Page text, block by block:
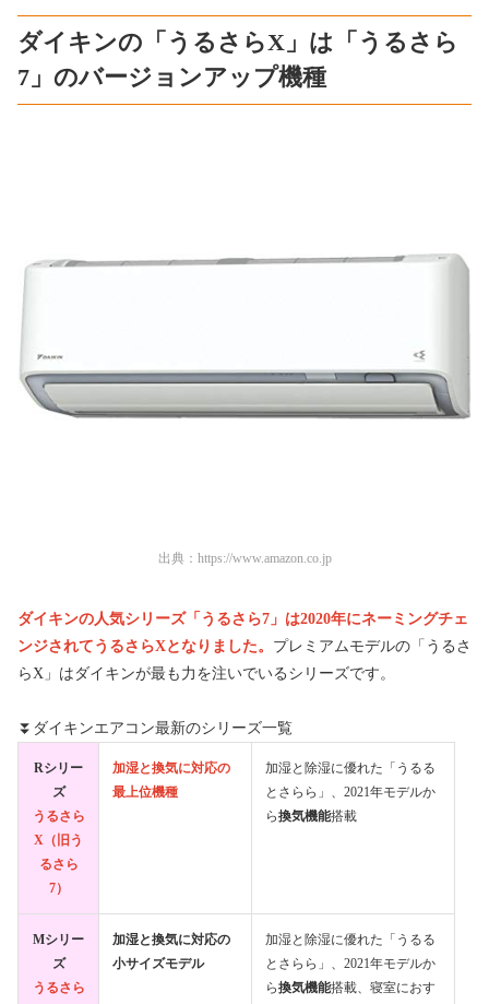
ダイキンの「うるさらX」は「うるさら
7」のバージョンアップ機種
出典： https://www.amazon.co.jp
ダイキンの人気シリーズ「うるさら7」は2020年にネーミングチェ
ンジされてうるさらXとなりました。 プレミアムモデルの「うるさ
らX」はダイキンが最も力を注いでいるシリーズです。
⏬ダイキンエアコン最新のシリーズ一覧
Rシリー
ズ
うるさら
X（旧う
るさら
7）
加湿と換気に対応の
最上位機種
加湿と除湿に優れた「うるる
とさらら」、2021年モデルか
ら換気機能搭載
Mシリー
ズ
うるさら
加湿と換気に対応の
小サイズモデル
加湿と除湿に優れた「うるる
とさらら」、2021年モデルか
ら換気機能搭載、寝室におす